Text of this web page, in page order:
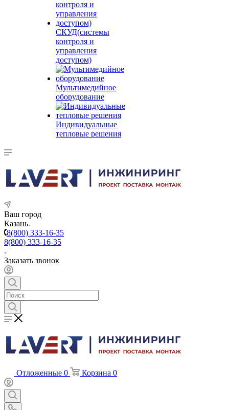
СКУД(системы
контроля и
управления
доступом)
Мультимедийное
оборудование
Индивидуальные
тепловые решения
Ваш город
Казань
8(800) 333-16-35
8(800) 333-16-35
Заказать звонок
Отложенные 0 Корзина 0